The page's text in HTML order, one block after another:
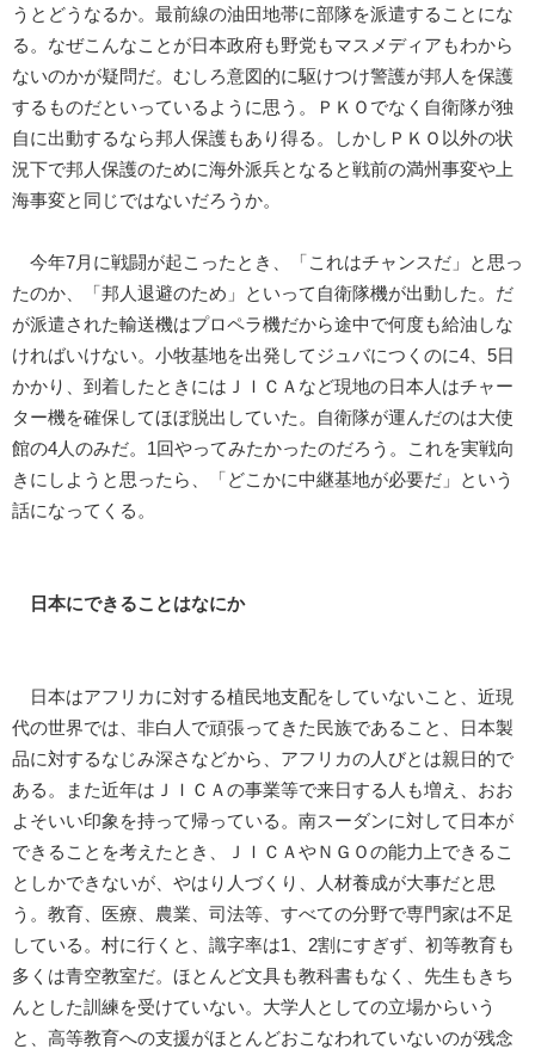
うとどうなるか。最前線の油田地帯に部隊を派遣することにな
る。なぜこんなことが日本政府も野党もマスメディアもわから
ないのかが疑問だ。むしろ意図的に駆けつけ警護が邦人を保護
するものだといっているように思う。ＰＫＯでなく自衛隊が独
自に出動するなら邦人保護もあり得る。しかしＰＫＯ以外の状
況下で邦人保護のために海外派兵となると戦前の満州事変や上
海事変と同じではないだろうか。
今年7月に戦闘が起こったとき、「これはチャンスだ」と思っ
たのか、「邦人退避のため」といって自衛隊機が出動した。だ
が派遣された輸送機はプロペラ機だから途中で何度も給油しな
ければいけない。小牧基地を出発してジュバにつくのに4、5日
かかり、到着したときにはＪＩＣＡなど現地の日本人はチャー
ター機を確保してほぼ脱出していた。自衛隊が運んだのは大使
館の4人のみだ。1回やってみたかったのだろう。これを実戦向
きにしようと思ったら、「どこかに中継基地が必要だ」という
話になってくる。
日本にできることはなにか
日本はアフリカに対する植民地支配をしていないこと、近現
代の世界では、非白人で頑張ってきた民族であること、日本製
品に対するなじみ深さなどから、アフリカの人びとは親日的で
ある。また近年はＪＩＣＡの事業等で来日する人も増え、おお
よそいい印象を持って帰っている。南スーダンに対して日本が
できることを考えたとき、ＪＩＣＡやＮＧＯの能力上できるこ
としかできないが、やはり人づくり、人材養成が大事だと思
う。教育、医療、農業、司法等、すべての分野で専門家は不足
している。村に行くと、識字率は1、2割にすぎず、初等教育も
多くは青空教室だ。ほとんど文具も教科書もなく、先生もきち
んとした訓練を受けていない。大学人としての立場からいう
と、高等教育への支援がほとんどおこなわれていないのが残念